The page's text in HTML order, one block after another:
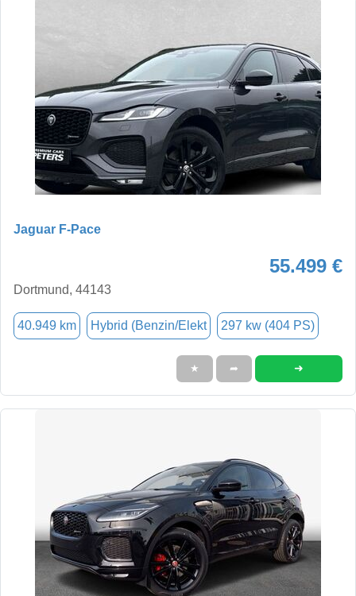
Jaguar F-Pace
55.499 €
Dortmund, 44143
40.949 km Hybrid (Benzin/Elekt 297 kw (404 PS)
★ ➦ ➜